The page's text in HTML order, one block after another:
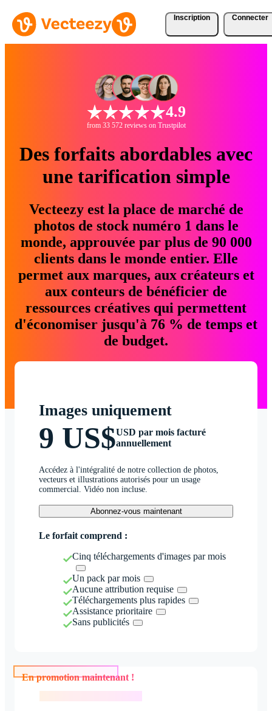
Inscription Connecter
4.9
from 33 572 reviews on Trustpilot
Des forfaits abordables avec
une tarification simple
Vecteezy est la place de marché de
photos de stock numéro 1 dans le
monde, approuvée par plus de 90 000
clients dans le monde entier. Elle
permet aux marques, aux créateurs et
aux conteurs de bénéficier de
ressources créatives qui permettent
d'économiser jusqu'à 76 % de temps et
de budget.
Images uniquement
9 US$USD par mois facturé
annuellement
Accédez à l'intégralité de notre collection de photos,
vecteurs et illustrations autorisés pour un usage
commercial. Vidéo non incluse.
Abonnez-vous maintenant
Le forfait comprend :
Cinq téléchargements d'images par mois
Un pack par mois
Aucune attribution requise
Téléchargements plus rapides
Assistance prioritaire
Sans publicités
En promotion maintenant !